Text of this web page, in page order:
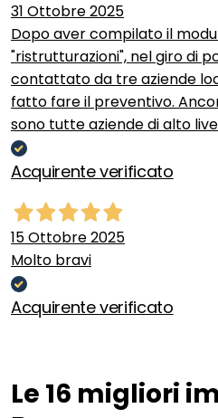
31 Ottobre 2025
Dopo aver compilato il
"ristrutturazioni", nel giro di
contattato da tre aziende
fatto fare il preventivo.
sono tutte aziende di alto
Acquirente verificato
15 Ottobre 2025
Molto bravi
Acquirente verificato
Le 16 migliori